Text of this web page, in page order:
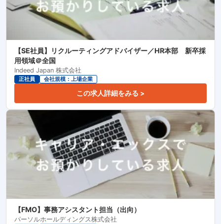
【SE社員】リクルーティングアドバイザー／HR本部 新卒採
用領域＠全国
Indeed Japan 株式会社
正社員 会社規模：上場企業
この求人詳細をみる >
【FMO】事務アシスタント担当（出向）
パーソルホールディングス株式会社